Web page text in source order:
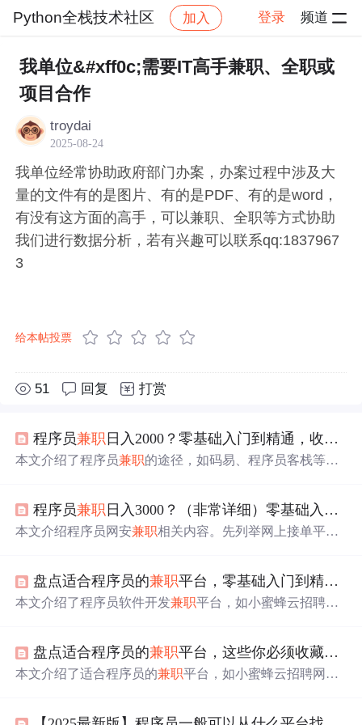
Python全栈技术社区 加入 登录 频道
社区 Python全栈技术社区 问题求助 帖子详情
我单位&#xff0c;需要IT高手兼职、全职或
项目合作
troydai
2025-08-24
我单位经常协助政府部门办案，办案过程中涉及大
量的文件有的是图片、有的是PDF、有的是word，
有没有这方面的高手，可以兼职、全职等方式协助
我们进行数据分析，若有兴趣可以联系qq:1837967
3
给本帖投票
51 回复 打赏
程序员兼职 日入2000？零基础入门到精通，收藏这一篇就够了
本文介绍了程序员兼职的途径，如码易、程序员客栈等众
外，提供了网络安全学习资源，如成长路线图、视频教程
等，助力新手入门。
程序员兼职 日入3000？（非常详细）零基础入门到精通，收藏这一篇就够了
本文介绍程序员网安兼职相关内容。先列举网上接单平
测试委托、投稿、参加CTF等，最后分享黑客/网安学习资
料，如路线图、视频教程等。
盘点适合程序员的兼职平台，零基础入门到精通，收藏这一篇就够了
本文介绍了程序员软件开发兼职平台，如小蜜蜂云招聘
活的定价、明确需求、定金、技术选型等要点及注意事
项，有助于提升接单能力。
盘点适合程序员的兼职平台，这些你必须收藏起来！零基础入门到精通，收藏这一篇就够了
本文介绍了适合程序员的兼职平台，如小蜜蜂云招聘网、